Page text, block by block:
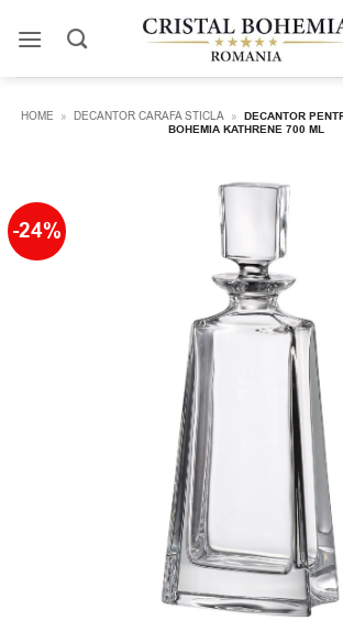
HOME » DECANTOR CARAFA STICLA » DECANTOR
BOHEMIA KATHRENE 700 ML
-24%